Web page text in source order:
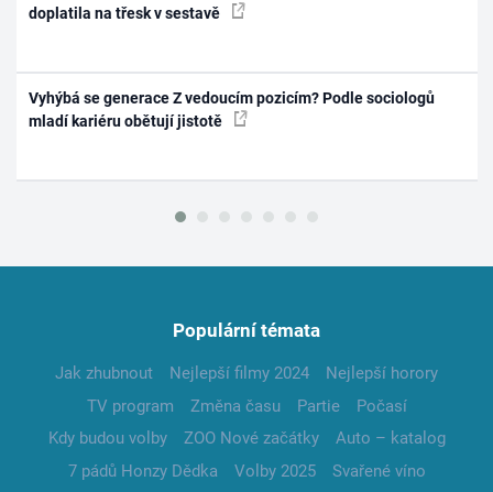
doplatila na třesk v sestavě
Vyhýbá se generace Z vedoucím pozicím? Podle sociologů
mladí kariéru obětují jistotě
Populární témata
Jak zhubnout Nejlepší filmy 2024
Nejlepší horory
TV program
Změna času Partie
Počasí
Kdy budou volby
ZOO Nové začátky
Auto – katalog
7 pádů Honzy Dědka
Volby 2025
Svařené víno